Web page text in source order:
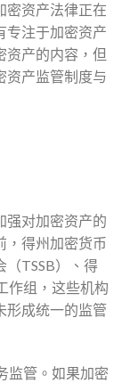
密资产法律正在
专注于加密资产
资产的内容，但
资产监管制度与
强对加密资产的
，得州加密货币
（TSSB）、得
作组，这些机构
形成统一的监管
监管。如果加密